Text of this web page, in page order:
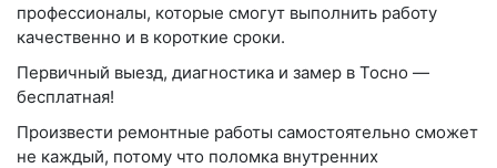
профессионалы, которые смогут выполнить работу
качественно и в короткие сроки.
Первичный выезд, диагностика и замер в Тосно —
бесплатная!
Произвести ремонтные работы самостоятельно сможет
не каждый, потому что поломка внутренних